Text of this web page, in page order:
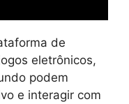
de
eletrônicos,
podem
e interagir com